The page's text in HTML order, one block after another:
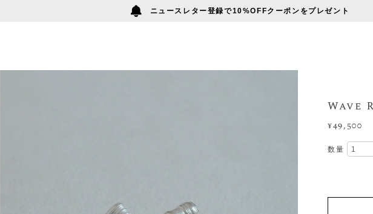
ニュースレター登録で10%OFFクーポンをプレゼント
Wave
¥49,500
数量